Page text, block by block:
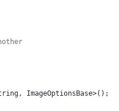
, ImageOptionsBase>();